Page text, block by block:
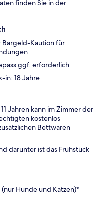
finden Sie in der
Bargeld-Kaution für
ggf. erforderlich
in: 18 Jahre
Jahren kann im Zimmer der
kostenlos
Bettwaren
darunter ist das Frühstück
Hunde und Katzen)*